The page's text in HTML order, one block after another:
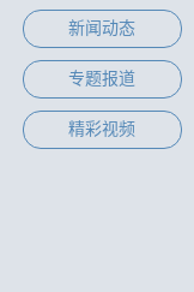
新闻动态
专题报道
精彩视频